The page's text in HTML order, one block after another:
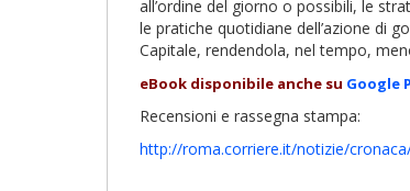
all’ordine del giorno o possibili, le
le pratiche quotidiane dell’azione di
Capitale, rendendola, nel tempo,
eBook disponibile anche su Google
Recensioni e rassegna stampa:
http://roma.corriere.it/notizie/